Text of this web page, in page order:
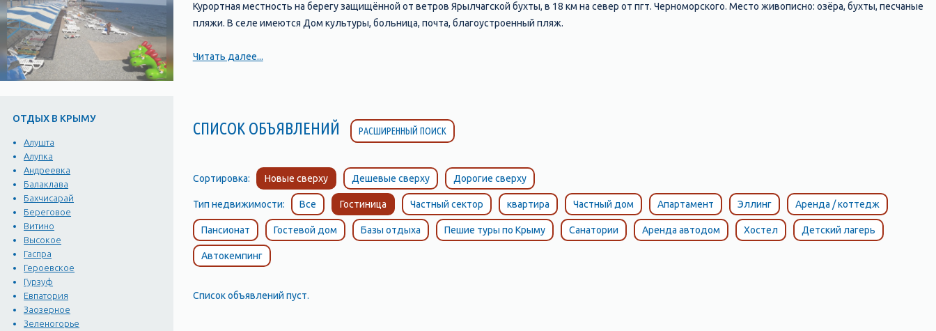
ОТДЫХ В КРЫМУ
Алушта
Алупка
Андреевка
Балаклава
Бахчисарай
Береговое
Витино
Высокое
Гаспра
Героевское
Гурзуф
Евпатория
Заозерное
Зеленогорье
Курортная местность на берегу защищённой от ветров Ярылчагской бухты, в 18 км на север от пгт. Черноморского. Место живописно: озёра, бухты, песчаные
пляжи. В селе имеются Дом культуры, больница, почта, благоустроенный пляж.
Читать далее...
СПИСОК ОБЪЯВЛЕНИЙ РАСШИРЕННЫЙ ПОИСК
Сортировка: Новые сверху Дешевые сверху Дорогие сверху
Тип недвижимости: Все Гостиница Частный сектор квартира Частный дом Апартамент Эллинг Аренда / коттедж
Пансионат Гостевой дом Базы отдыха Пешие туры по Крыму Санатории Аренда автодом Хостел Детский лагерь
Автокемпинг
Список объявлений пуст.